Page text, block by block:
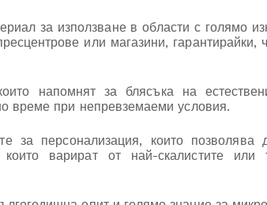
за използване в области с голямо
или магазини,
напомнят за блясъка на
време при непревземаеми условия.
за персонализация, които позволява
варират от най-скалистите или